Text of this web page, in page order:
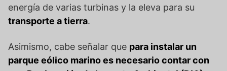
energía de varias turbinas y la eleva para su
transporte a tierra.
Asimismo, cabe señalar que para instalar un
parque eólico marino es necesario contar con